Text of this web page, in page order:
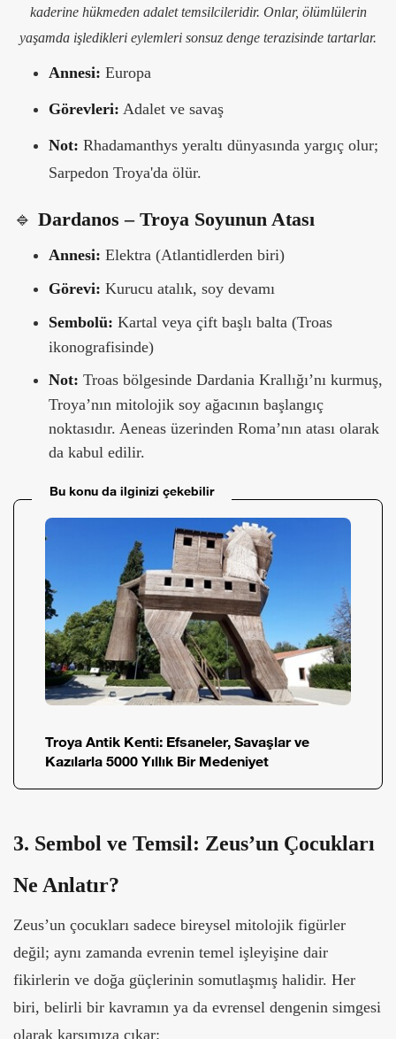
kaderine hükmeden adalet temsilcileridir. Onlar, ölümlülerin
yaşamda işledikleri eylemleri sonsuz denge terazisinde tartarlar.
Annesi: Europa
Görevleri: Adalet ve savaş
Not: Rhadamanthys yeraltı dünyasında yargıç olur;
Sarpedon Troya'da ölür.
🔹 Dardanos – Troya Soyunun Atası
Annesi: Elektra (Atlantidlerden biri)
Görevi: Kurucu atalık, soy devamı
Sembolü: Kartal veya çift başlı balta (Troas
ikonografisinde)
Not: Troas bölgesinde Dardania Krallığı’nı kurmuş,
Troya’nın mitolojik soy ağacının başlangıç
noktasıdır. Aeneas üzerinden Roma’nın atası olarak
da kabul edilir.
Bu konu da ilginizi çekebilir
Troya Antik Kenti: Efsaneler, Savaşlar ve
Kazılarla 5000 Yıllık Bir Medeniyet
3. Sembol ve Temsil: Zeus’un Çocukları
Ne Anlatır?
Zeus’un çocukları sadece bireysel mitolojik figürler
değil; aynı zamanda evrenin temel işleyişine dair
fikirlerin ve doğa güçlerinin somutlaşmış halidir. Her
biri, belirli bir kavramın ya da evrensel dengenin simgesi
olarak karşımıza çıkar: